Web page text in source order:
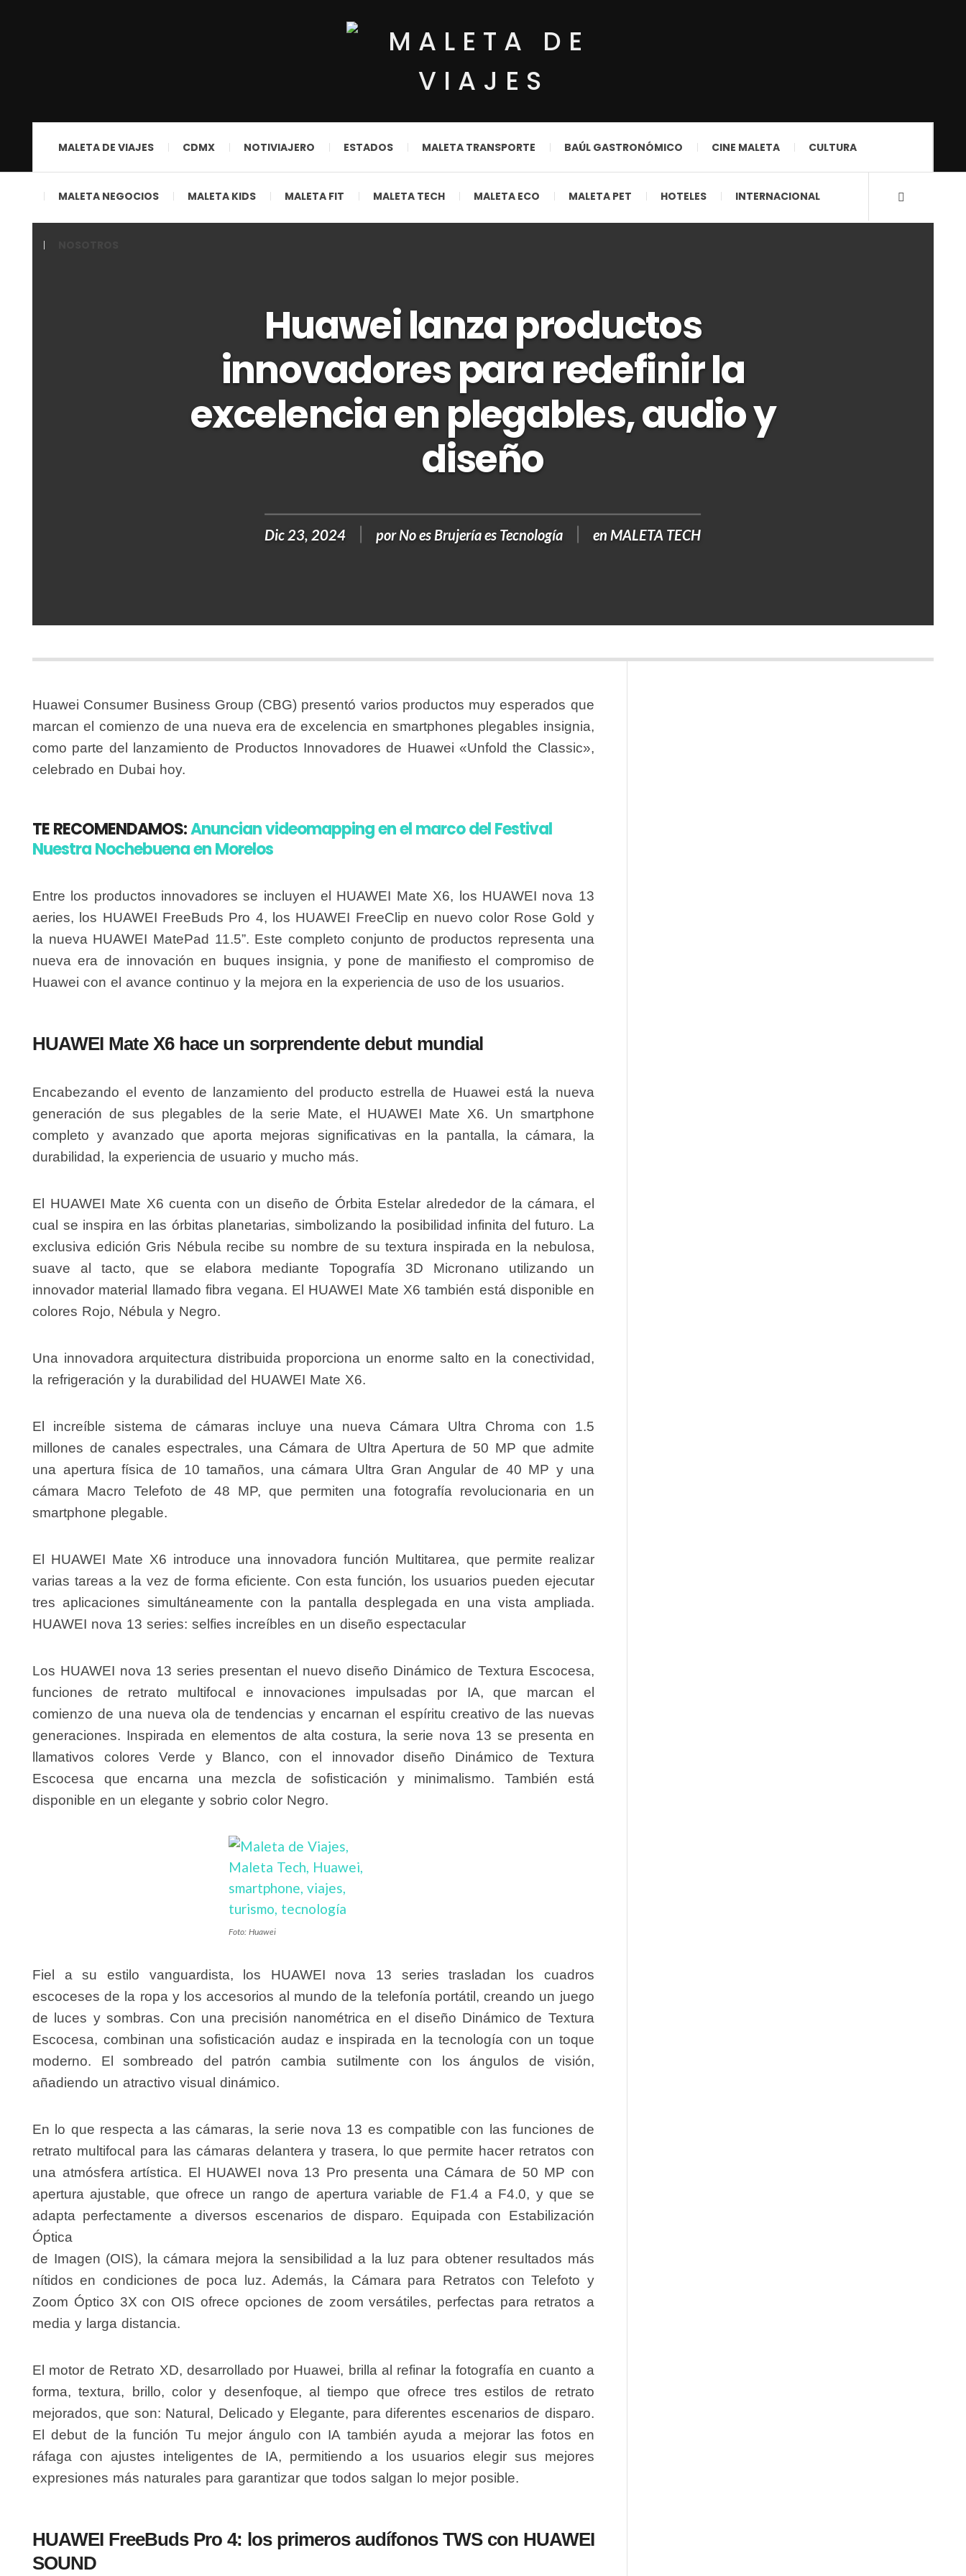
MALETA DE VIAJES CDMX NOTIVIAJERO ESTADOS MALETA TRANSPORTE BAÚL GASTRONÓMICO CINE MALETA CULTURA
MALETA NEGOCIOS MALETA KIDS MALETA FIT MALETA TECH MALETA ECO MALETA PET HOTELES INTERNACIONAL
Huawei lanza productos
innovadores para redefinir la
excelencia en plegables, audio y
diseño
Dic 23, 2024 porNo es Brujería es Tecnología en MALETA TECH
Huawei Consumer Business Group (CBG) presentó varios productos muy esperados que
marcan el comienzo de una nueva era de excelencia en smartphones plegables insignia,
como parte del lanzamiento de Productos Innovadores de Huawei «Unfold the Classic»,
celebrado en Dubai hoy.
TE RECOMENDAMOS:Anuncian videomapping en el marco del Festival
Nuestra Nochebuena en Morelos
Entre los productos innovadores se incluyen el HUAWEI Mate X6, los HUAWEI nova 13
aeries, los HUAWEI FreeBuds Pro 4, los HUAWEI FreeClip en nuevo color Rose Gold y
la nueva HUAWEI MatePad 11.5”. Este completo conjunto de productos representa una
nueva era de innovación en buques insignia, y pone de manifiesto el compromiso de
Huawei con el avance continuo y la mejora en la experiencia de uso de los usuarios.
HUAWEI Mate X6 hace un sorprendente debut mundial
Encabezando el evento de lanzamiento del producto estrella de Huawei está la nueva
generación de sus plegables de la serie Mate, el HUAWEI Mate X6. Un smartphone
completo y avanzado que aporta mejoras significativas en la pantalla, la cámara, la
durabilidad, la experiencia de usuario y mucho más.
El HUAWEI Mate X6 cuenta con un diseño de Órbita Estelar alrededor de la cámara, el
cual se inspira en las órbitas planetarias, simbolizando la posibilidad infinita del futuro. La
exclusiva edición Gris Nébula recibe su nombre de su textura inspirada en la nebulosa,
suave al tacto, que se elabora mediante Topografía 3D Micronano utilizando un
innovador material llamado fibra vegana. El HUAWEI Mate X6 también está disponible en
colores Rojo, Nébula y Negro.
Una innovadora arquitectura distribuida proporciona un enorme salto en la conectividad,
la refrigeración y la durabilidad del HUAWEI Mate X6.
El increíble sistema de cámaras incluye una nueva Cámara Ultra Chroma con 1.5
millones de canales espectrales, una Cámara de Ultra Apertura de 50 MP que admite
una apertura física de 10 tamaños, una cámara Ultra Gran Angular de 40 MP y una
cámara Macro Telefoto de 48 MP, que permiten una fotografía revolucionaria en un
smartphone plegable.
El HUAWEI Mate X6 introduce una innovadora función Multitarea, que permite realizar
varias tareas a la vez de forma eficiente. Con esta función, los usuarios pueden ejecutar
tres aplicaciones simultáneamente con la pantalla desplegada en una vista ampliada.
HUAWEI nova 13 series: selfies increíbles en un diseño espectacular
Los HUAWEI nova 13 series presentan el nuevo diseño Dinámico de Textura Escocesa,
funciones de retrato multifocal e innovaciones impulsadas por IA, que marcan el
comienzo de una nueva ola de tendencias y encarnan el espíritu creativo de las nuevas
generaciones. Inspirada en elementos de alta costura, la serie nova 13 se presenta en
llamativos colores Verde y Blanco, con el innovador diseño Dinámico de Textura
Escocesa que encarna una mezcla de sofisticación y minimalismo. También está
disponible en un elegante y sobrio color Negro.
Foto: Huawei
Fiel a su estilo vanguardista, los HUAWEI nova 13 series trasladan los cuadros
escoceses de la ropa y los accesorios al mundo de la telefonía portátil, creando un juego
de luces y sombras. Con una precisión nanométrica en el diseño Dinámico de Textura
Escocesa, combinan una sofisticación audaz e inspirada en la tecnología con un toque
moderno. El sombreado del patrón cambia sutilmente con los ángulos de visión,
añadiendo un atractivo visual dinámico.
En lo que respecta a las cámaras, la serie nova 13 es compatible con las funciones de
retrato multifocal para las cámaras delantera y trasera, lo que permite hacer retratos con
una atmósfera artística. El HUAWEI nova 13 Pro presenta una Cámara de 50 MP con
apertura ajustable, que ofrece un rango de apertura variable de F1.4 a F4.0, y que se
adapta perfectamente a diversos escenarios de disparo. Equipada con Estabilización
Óptica
de Imagen (OIS), la cámara mejora la sensibilidad a la luz para obtener resultados más
nítidos en condiciones de poca luz. Además, la Cámara para Retratos con Telefoto y
Zoom Óptico 3X con OIS ofrece opciones de zoom versátiles, perfectas para retratos a
media y larga distancia.
El motor de Retrato XD, desarrollado por Huawei, brilla al refinar la fotografía en cuanto a
forma, textura, brillo, color y desenfoque, al tiempo que ofrece tres estilos de retrato
mejorados, que son: Natural, Delicado y Elegante, para diferentes escenarios de disparo.
El debut de la función Tu mejor ángulo con IA también ayuda a mejorar las fotos en
ráfaga con ajustes inteligentes de IA, permitiendo a los usuarios elegir sus mejores
expresiones más naturales para garantizar que todos salgan lo mejor posible.
HUAWEI FreeBuds Pro 4: los primeros audífonos TWS con HUAWEI
SOUND